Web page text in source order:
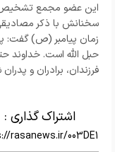
این عضو مجمع
سخنانش با ذکر
زمان پیامبر (ص) گفت:
حبل الله است. خداوند
فرزندان، برادران و
اشتراک گذاری :
rasanews.ir/003DE1